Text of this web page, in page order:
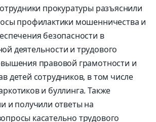
прокуратуры разъяснили
профилактики мошенничества и
безопасности в
деятельности и трудового
правовой грамотности и
детей сотрудников, в том числе
и буллинга. Также
и получили ответы на
касательно трудового